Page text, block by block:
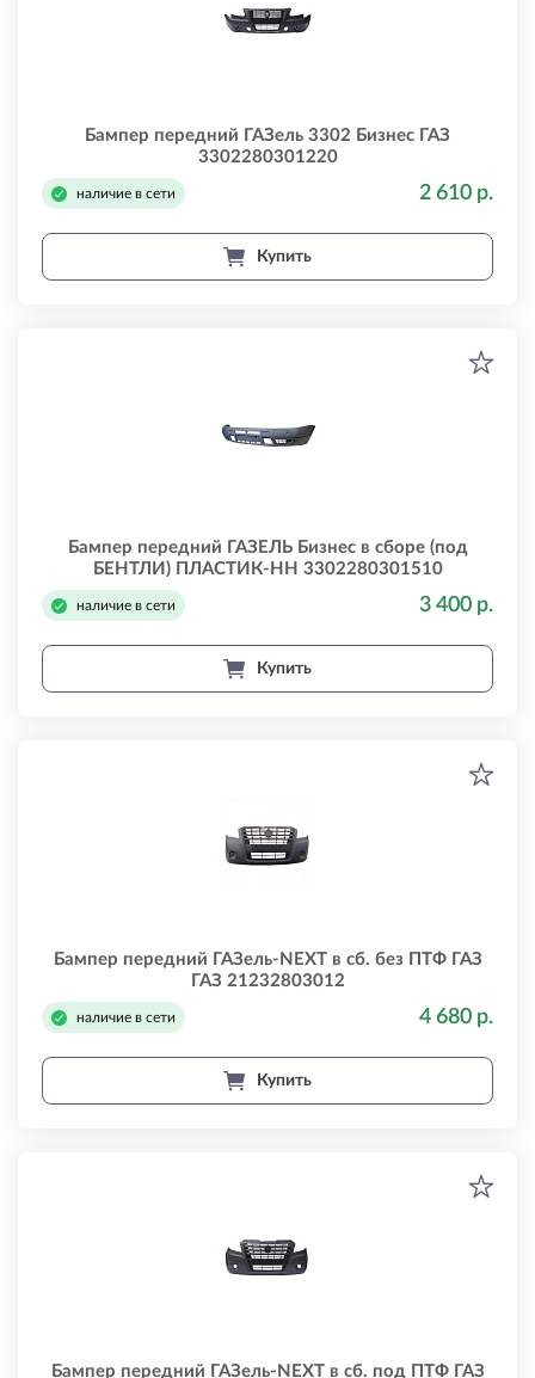
Бампер передний ГАЗель 3302 Бизнес ГАЗ
3302280301220
наличие в сети 2 610 р.
Купить
Бампер передний ГАЗЕЛЬ Бизнес в сборе (под
БЕНТЛИ) ПЛАСТИК-НН 3302280301510
наличие в сети 3 400 р.
Купить
Бампер передний ГАЗель-NEXT в сб. без ПТФ ГАЗ
ГАЗ 21232803012
наличие в сети 4 680 р.
Купить
Бампер передний ГАЗель-NEXT в сб. под ПТФ ГАЗ